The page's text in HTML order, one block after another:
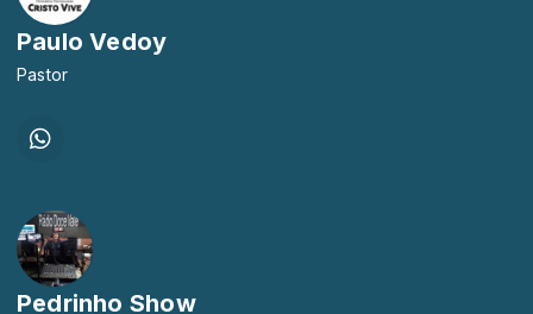
Paulo Vedoy
Pastor
Pedrinho Show